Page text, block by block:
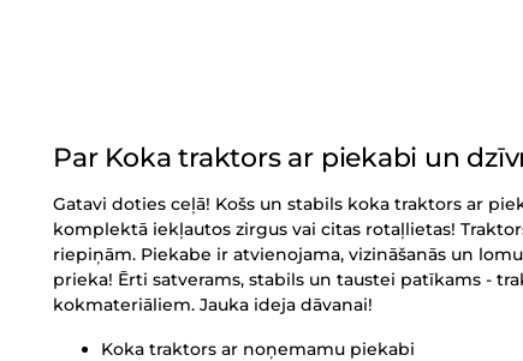
Par Koka traktors ar piekabi un
Gatavi doties ceļā! Košs un stabils koka traktors ar
komplektā iekļautos zirgus vai citas rotaļlietas!
riepiņām. Piekabe ir atvienojama, vizināšanās un
prieka! Ērti satverams, stabils un taustei patīkams -
kokmateriāliem. Jauka ideja dāvanai!
Koka traktors ar noņemamu piekabi